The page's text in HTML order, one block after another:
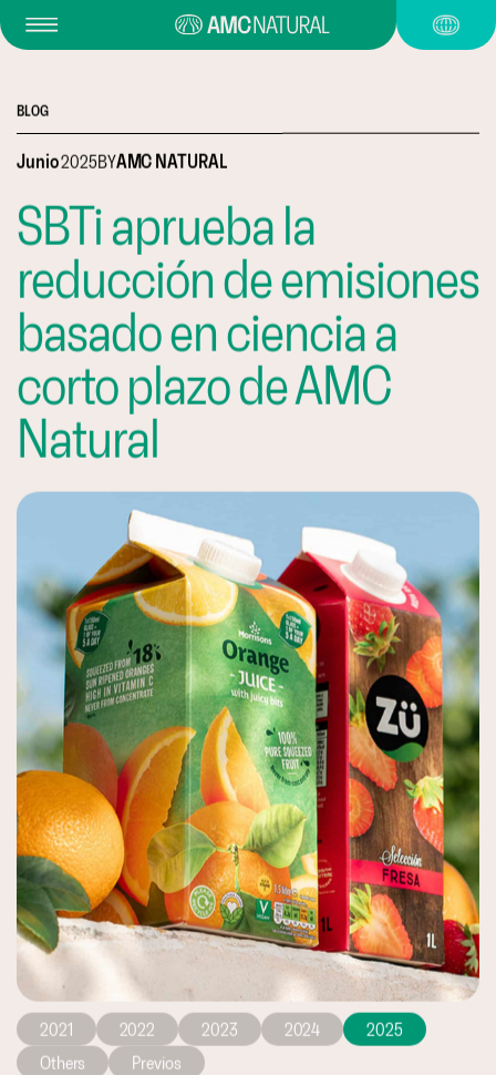
BLOG
Junio2025BYAMC NATURAL
SBTi aprueba la
reducción de emisiones
basado en ciencia a
corto plazo de AMC
Natural
2021 2022 2023 2024
2025
Others
Previos